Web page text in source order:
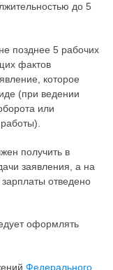
до 5
позднее 5 рабочих
фактов
которое
(при ведении
или
получить в
заявления, а на
отведено
оформлять
Федерального